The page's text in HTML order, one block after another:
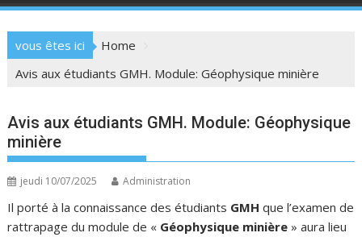
vous êtes ici
Home
Avis aux étudiants GMH. Module: Géophysique minière
Avis aux étudiants GMH. Module: Géophysique
minière
jeudi 10/07/2025 Administration
Il porté à la connaissance des étudiants GMH que l’examen de
rattrapage du module de « Géophysique minière » aura lieu